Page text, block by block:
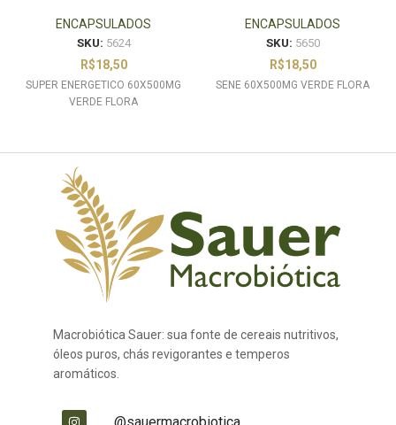
60X500MG
VERDE FLORA
ENCAPSULADOS
SKU: 5624
R$18,50
SUPER ENERGETICO 60X500MG
VERDE FLORA
ENCAPSULADOS
SKU: 5650
R$18,50
SENE 60X500MG VERDE FLORA
Macrobiótica Sauer: sua fonte de cereais nutritivos,
óleos puros, chás revigorantes e temperos
aromáticos.